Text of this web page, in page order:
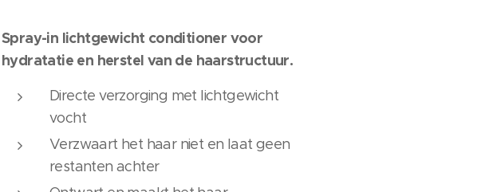
Spray-in lichtgewicht conditioner voor
hydratatie en herstel van de haarstructuur.
Directe verzorging met lichtgewicht
vocht
Verzwaart het haar niet en laat geen
restanten achter